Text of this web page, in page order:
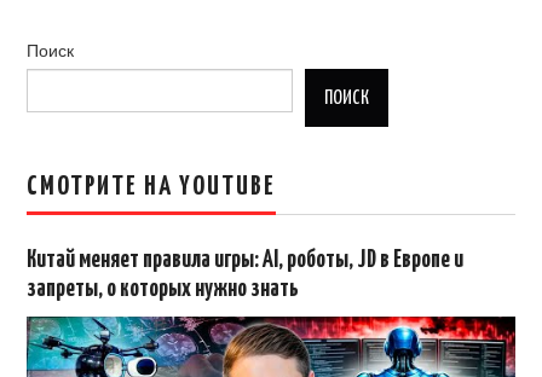
Поиск
ПОИСК
СМОТРИТЕ НА YOUTUBE
Китай меняет правила игры: AI, роботы, JD в Европе и
запреты, о которых нужно знать